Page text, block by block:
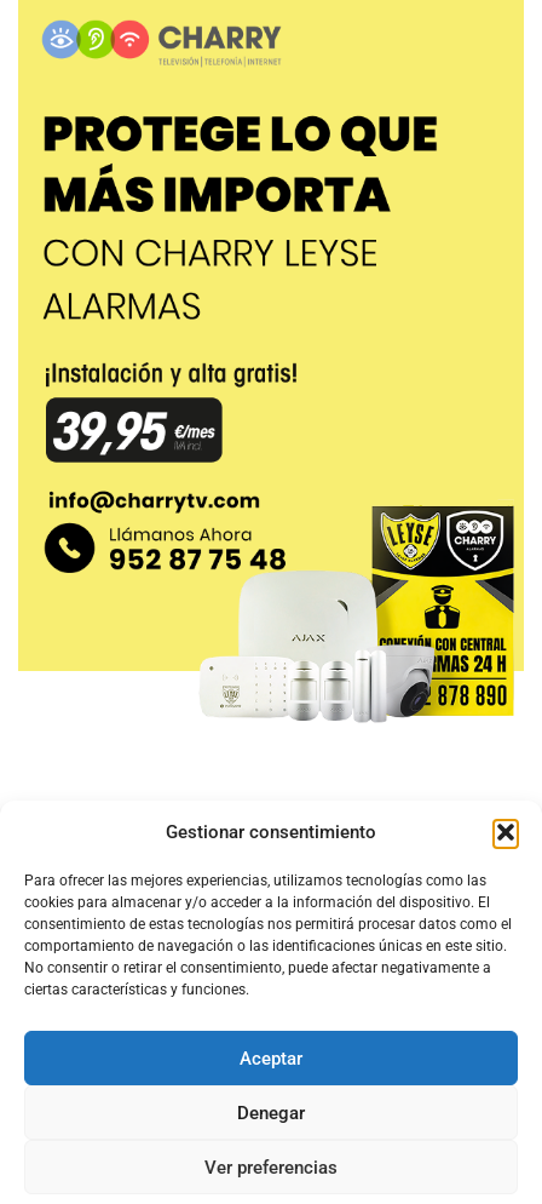
Gestionar consentimiento
Para ofrecer las mejores experiencias, utilizamos tecnologías como las
cookies para almacenar y/o acceder a la información del dispositivo. El
consentimiento de estas tecnologías nos permitirá procesar datos como el
comportamiento de navegación o las identificaciones únicas en este sitio.
No consentir o retirar el consentimiento, puede afectar negativamente a
ciertas características y funciones.
Aceptar
Denegar
Ver preferencias